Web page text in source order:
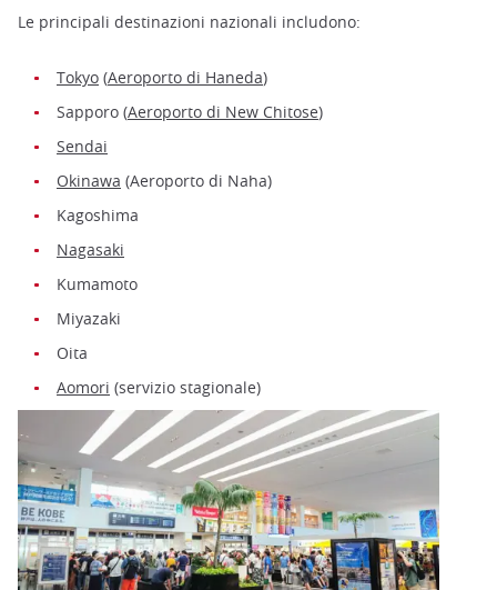
Le principali destinazioni nazionali includono:
Tokyo (Aeroporto di Haneda)
Sapporo (Aeroporto di New Chitose)
Sendai
Okinawa (Aeroporto di Naha)
Kagoshima
Nagasaki
Kumamoto
Miyazaki
Oita
Aomori (servizio stagionale)